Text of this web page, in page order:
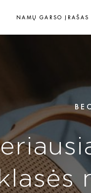
NAMŲ GARSO ĮRAŠAS
klasės